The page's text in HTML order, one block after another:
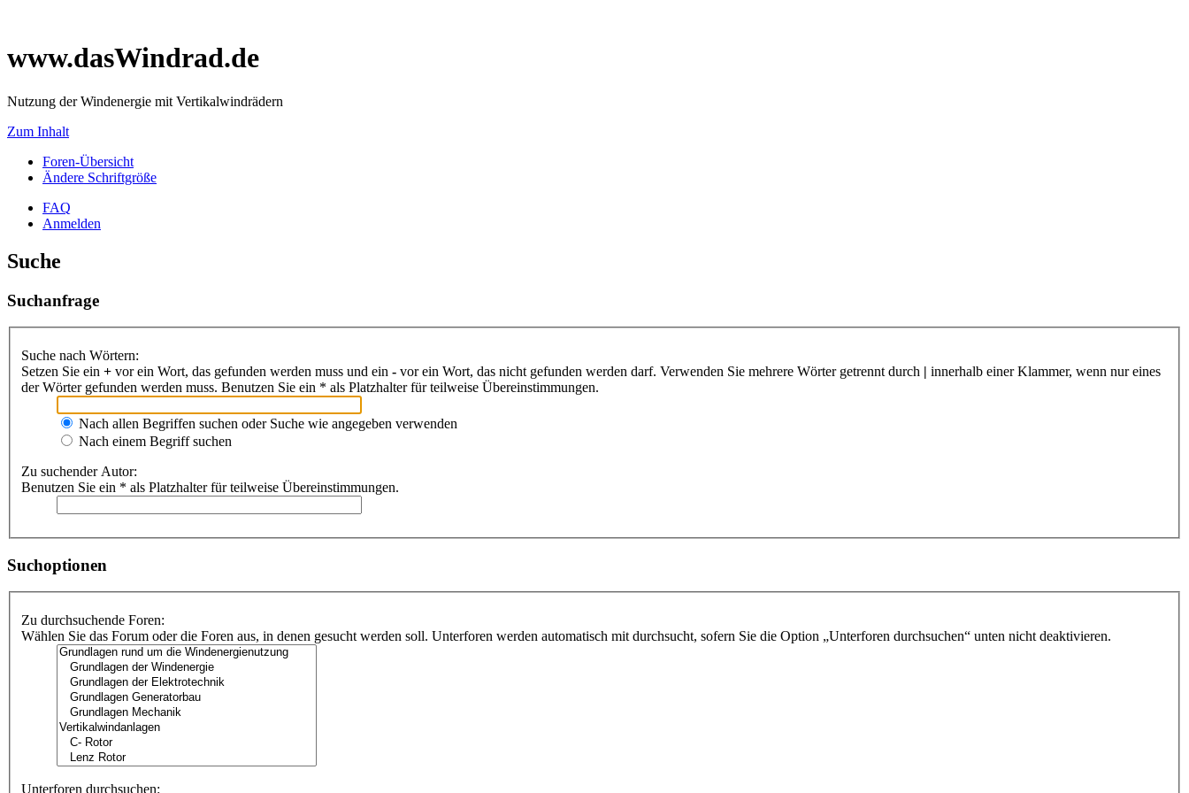
www.dasWindrad.de
Nutzung der Windenergie mit Vertikalwindrädern
Zum Inhalt
Foren-Übersicht
Ändere Schriftgröße
FAQ
Anmelden
Suche
Suchanfrage
Suche nach Wörtern:
Setzen Sie ein + vor ein Wort, das gefunden werden muss und ein - vor ein Wort, das nicht gefunden werden darf. Verwenden Sie mehrere Wörter getrennt durch | innerhalb einer Klammer, wenn nur eines
der Wörter gefunden werden muss. Benutzen Sie ein * als Platzhalter für teilweise Übereinstimmungen.
Nach allen Begriffen suchen oder Suche wie angegeben verwenden
Nach einem Begriff suchen
Zu suchender Autor:
Benutzen Sie ein * als Platzhalter für teilweise Übereinstimmungen.
Suchoptionen
Zu durchsuchende Foren:
Wählen Sie das Forum oder die Foren aus, in denen gesucht werden soll. Unterforen werden automatisch mit durchsucht, sofern Sie die Option „Unterforen durchsuchen“ unten nicht deaktivieren.
Unterforen durchsuchen: